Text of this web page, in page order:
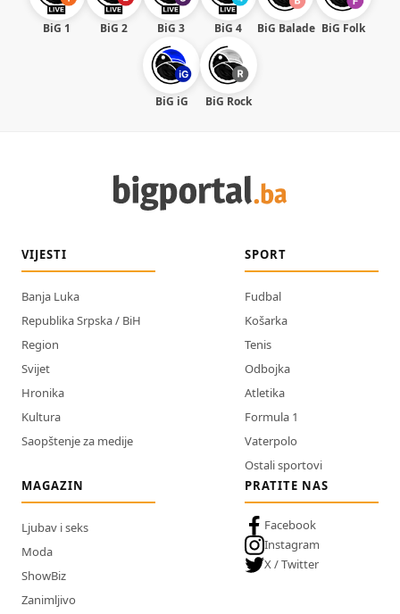
BiG 1 BiG 2 BiG 3 BiG 4 BiG Balade BiG Folk
BiG iG BiG Rock
VIJESTI
Banja Luka
Republika Srpska / BiH
Region
Svijet
Hronika
Kultura
Saopštenje za medije
SPORT
Fudbal
Košarka
Tenis
Odbojka
Atletika
Formula 1
Vaterpolo
Ostali sportovi
MAGAZIN
Ljubav i seks
Moda
ShowBiz
Zanimljivo
PRATITE NAS
Facebook
Instagram
X / Twitter